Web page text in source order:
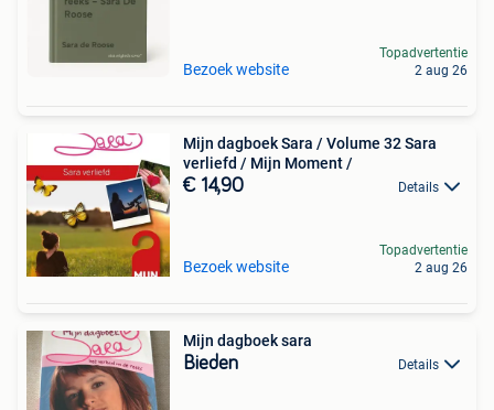
Bezoek website
Topadvertentie
2 aug 26
Mijn dagboek Sara / Volume 32 Sara
verliefd / Mijn Moment /
€ 14,90 Details
Bezoek website
Topadvertentie
2 aug 26
Mijn dagboek sara
Bieden Details